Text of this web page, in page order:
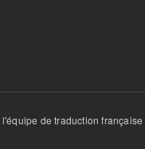
l'équipe de traduction française